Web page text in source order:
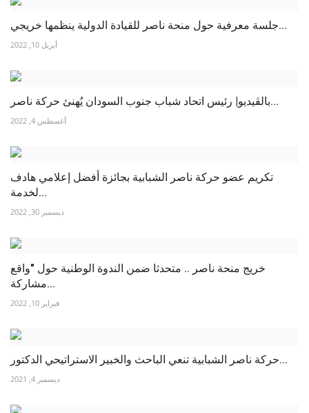
French Arabic جلسة معرفية حول منحة ناصر للقيادة الدولية ينظمها خريجي...
أبريل 10, 2022
بالڤيديو| رئيس اتحاد شباب جنوب السودان يُهنئ حركة ناصر...
أغسطس 4, 2022
تكريم عضو حركة ناصر الشبابية بجائزة أفضل إعلامي هادف
لخدمة...
ديسمبر 30, 2022
خريج منحة ناصر .. متحدثا ضمن الندوة الوطنية حول "واقع
مشاركة...
فبراير 10, 2022
حركة ناصر الشبابية تنعي الباحث والخبير الاستراتيحي الدكتور...
ديسمبر 4, 2021